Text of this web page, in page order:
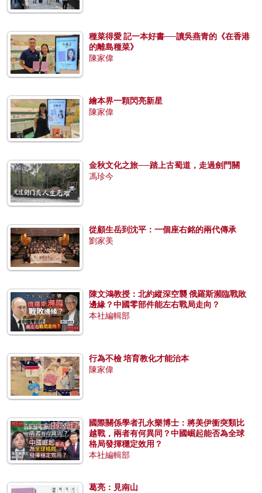
種菜得愛 記一本好書──讀吳燕青的《在香港
的離島種菜》
陳家偉
繪本界一顆閃亮新星
陳家偉
金秋文化之旅──踏上古蜀道，走過劍門關
馮珍今
從顧生岳到沈平：一個座右銘的兩代傳承
劉家美
陳文鴻教授：北約縱深空襲 俄羅斯瀕臨戰敗
邊緣？中國零部件能左右戰局走向？
本社編輯部
行為不檢 培育教化才能治本
陳家偉
國際關係學者孔永樂博士：將美伊衝突類比
越戰，兩者有何異同？中國崛起能否為全球
格局發揮穩定效用？
本社編輯部
葛亮：見南山